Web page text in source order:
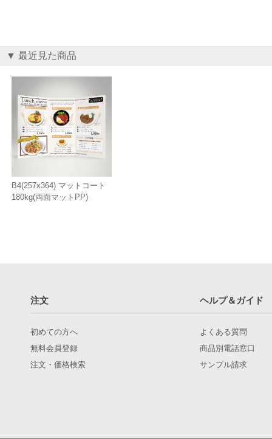
▼ 最近見た商品
B4(257x364) マットコート
180kg(両面マットPP)
注文 ヘルプ＆ガイド
初めての方へ
無料会員登録
注文・価格検索
よくある質問
商品別電話窓口
サンプル請求